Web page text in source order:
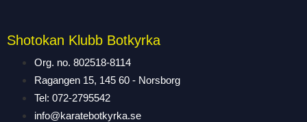
Shotokan Klubb Botkyrka
Org. no. 802518-8114
Ragangen 15, 145 60 - Norsborg
Tel: 072-2795542
info@karatebotkyrka.se